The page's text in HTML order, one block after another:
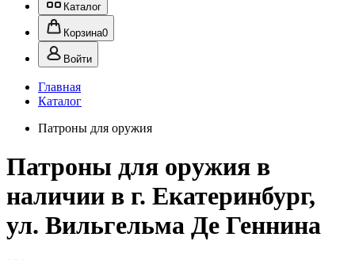
Каталог
Корзина0
Войти
Главная
Каталог
Патроны для оружия
Патроны для оружия в
наличии в г. Екатеринбург,
ул. Вильгельма Де Геннина